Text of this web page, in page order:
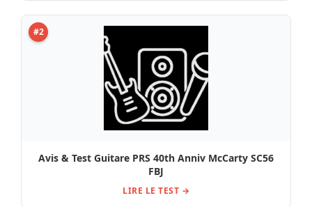
#2
Avis & Test Guitare PRS 40th Anniv McCarty SC56
FBJ
LIRE LE TEST →